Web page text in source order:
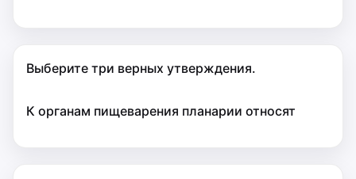
Выберите три верных утверждения.
К органам пищеварения планарии относят